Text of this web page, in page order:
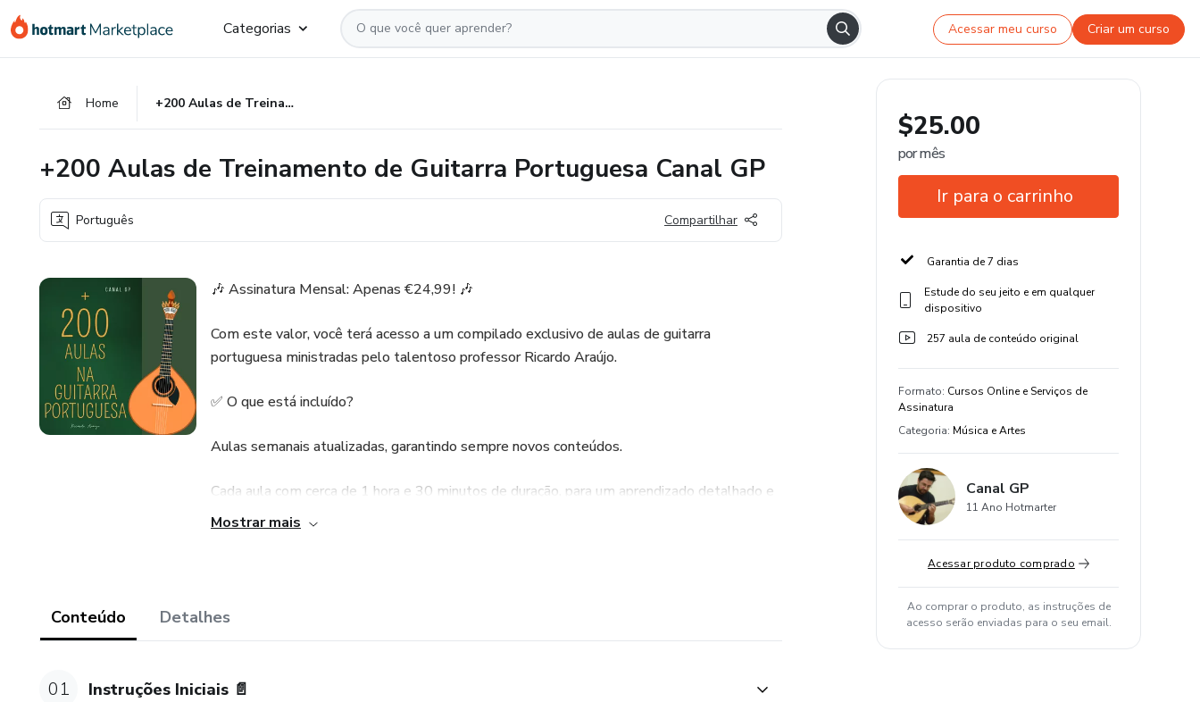
para
para
para
Categorias Acessar meu curso Criar um curso
Home +200 Aulas de Treinamento de Guitarra Portuguesa Canal GP
+200 Aulas de Treinamento de Guitarra Portuguesa Canal GP
Português Compartilhar
🎶 Assinatura Mensal: Apenas €24,99! 🎶
Com este valor, você terá acesso a um compilado exclusivo de aulas de guitarra
portuguesa ministradas pelo talentoso professor Ricardo Araújo.
✅ O que está incluído?
Aulas semanais atualizadas, garantindo sempre novos conteúdos.
Cada aula com cerca de 1 hora e 30 minutos de duração, para um aprendizado detalhado e
completo.
🎯 Invista no seu talento e explore as riquezas da guitarra portuguesa!
Mostrar mais
Conteúdo Detalhes
01 Instruções Iniciais 📄
$25.00
por mês
Ir para o carrinho
Garantia de 7 dias
Estude do seu jeito e em qualquer
dispositivo
257 aula de conteúdo original
Formato: Cursos Online e Serviços de
Assinatura
Categoria: Música e Artes
Canal GP
11 Ano Hotmarter
Acessar produto comprado
Ao comprar o produto, as instruções de
acesso serão enviadas para o seu email.